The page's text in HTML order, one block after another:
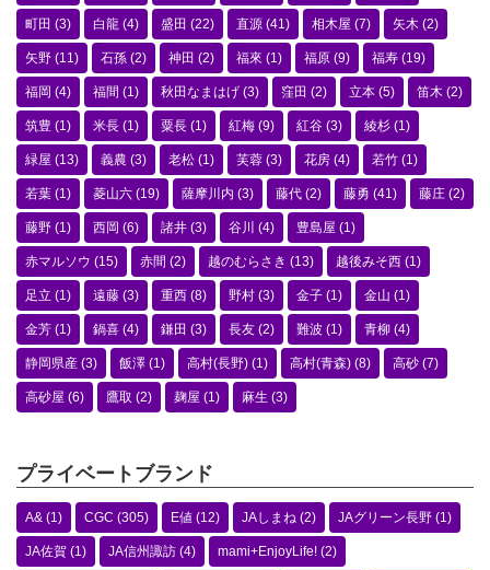
町田 (3) 白龍 (4) 盛田 (22) 直源 (41) 相木屋 (7) 矢木 (2)
矢野 (11) 石孫 (2) 神田 (2) 福來 (1) 福原 (9) 福寿 (19)
福岡 (4) 福間 (1) 秋田なまはげ (3) 窪田 (2) 立本 (5) 笛木 (2)
筑豊 (1) 米長 (1) 粟長 (1) 紅梅 (9) 紅谷 (3) 綾杉 (1)
緑屋 (13) 義農 (3) 老松 (1) 芙蓉 (3) 花房 (4) 若竹 (1)
若葉 (1) 菱山六 (19) 薩摩川内 (3) 藤代 (2) 藤勇 (41) 藤庄 (2)
藤野 (1) 西岡 (6) 諸井 (3) 谷川 (4) 豊島屋 (1)
赤マルソウ (15) 赤間 (2) 越のむらさき (13) 越後みそ西 (1)
足立 (1) 遠藤 (3) 重西 (8) 野村 (3) 金子 (1) 金山 (1)
金芳 (1) 鍋喜 (4) 鎌田 (3) 長友 (2) 難波 (1) 青柳 (4)
静岡県産 (3) 飯澤 (1) 高村(長野) (1) 高村(青森) (8) 高砂 (7)
高砂屋 (6) 鷹取 (2) 麹屋 (1) 麻生 (3)
プライベートブランド
A& (1) CGC (305) E値 (12) JAしまね (2) JAグリーン長野 (1)
JA佐賀 (1) JA信州諏訪 (4) mami+EnjoyLife! (2)